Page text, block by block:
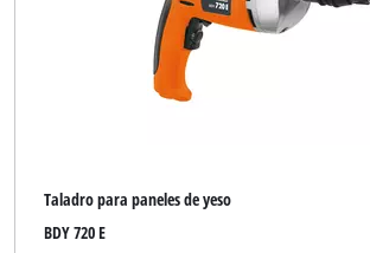
Taladro para paneles de yeso
BDY 720 E